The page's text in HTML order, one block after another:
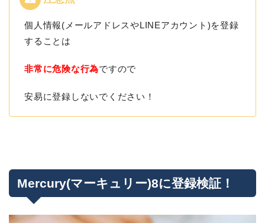
個人情報(メールアドレスやLINEアカウント)を登録
することは
非常に危険な行為ですので
安易に登録しないでください！
Mercury(マーキュリー)8に登録検証！